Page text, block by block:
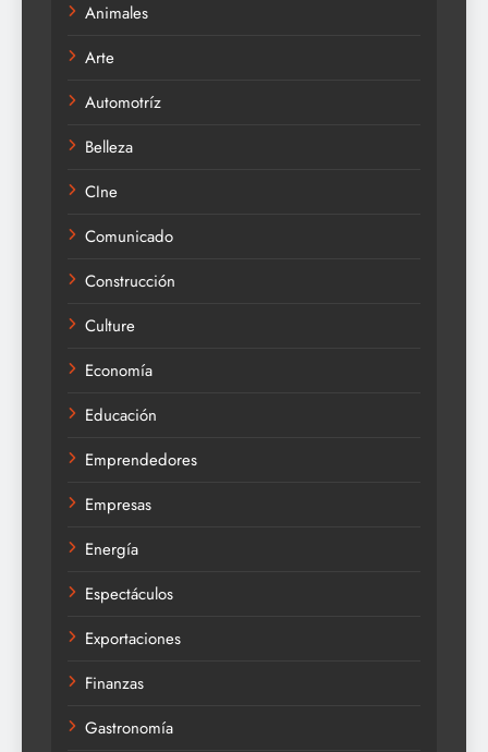
Animales
Arte
Automotríz
Belleza
CIne
Comunicado
Construcción
Culture
Economía
Educación
Emprendedores
Empresas
Energía
Espectáculos
Exportaciones
Finanzas
Gastronomía